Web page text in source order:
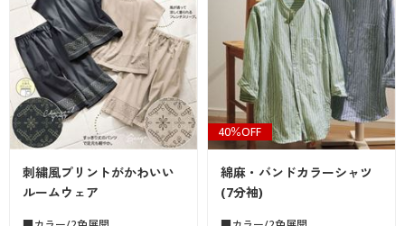
刺繍風プリントがかわいい
ルームウェア
40％OFF
綿麻・バンドカラーシャツ
(7分袖)